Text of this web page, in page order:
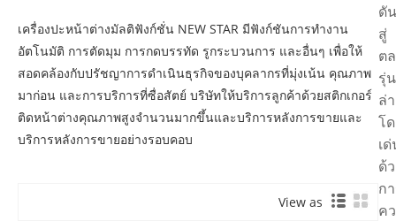
เครื่องปะหน้าต่างมัลติฟังก์ชั่น NEW STAR มีฟังก์ชันการทำงาน
อัตโนมัติ การตัดมุม การกดบรรทัด รูกระบวนการ และอื่นๆ เพื่อให้
สอดคล้องกับปรัชญาการดำเนินธุรกิจของบุคลากรที่มุ่งเน้น คุณภาพ
มาก่อน และการบริการที่ซื่อสัตย์ บริษัทให้บริการลูกค้าด้วยสติกเกอร์
ติดหน้าต่างคุณภาพสูงจำนวนมากขึ้นและบริการหลังการขายและ
บริการหลังการขายอย่างรอบคอบ
View as
ดัน
สู่
ต
รุ่น
ล่
โ
เ
ด้
ก
ค